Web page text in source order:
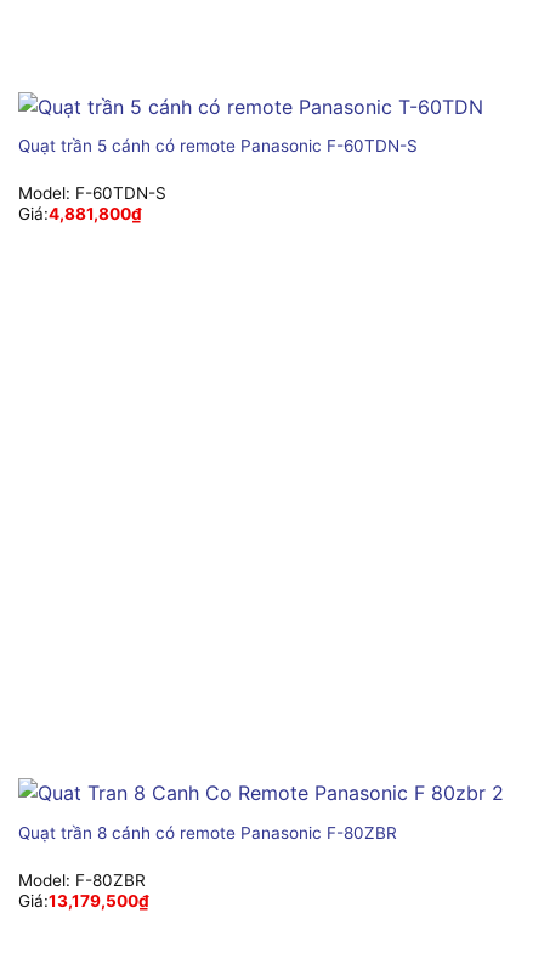
Quạt trần 5 cánh có remote Panasonic F-60TDN-S
Model: F-60TDN-S
Giá:4,881,800₫
Quạt trần 8 cánh có remote Panasonic F-80ZBR
Model: F-80ZBR
Giá:13,179,500₫